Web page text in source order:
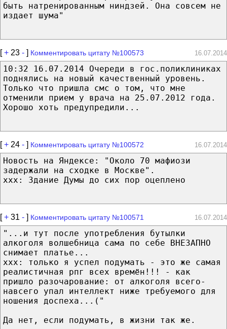
быть натренированным ниндзей. Она совсем не
издает шума"
[+ 23 - ] Комментировать цитату №100573 16.07.2014
10:32 16.07.2014 Очереди в гос.поликлиниках
поднялись на новый качественный уровень.
Только что пришла смс о том, что мне
отменили прием у врача на 25.07.2012 года.
Хорошо хоть предупредили...
[+ 24 - ] Комментировать цитату №100572 16.07.2014
Новость на Яндексе: "Около 70 мафиози
задержали на сходке в Москве".
xxx: Здание Думы до сих пор оцеплено
[+ 31 - ] Комментировать цитату №100571 16.07.2014
"...и тут после употребления бутылки
алкоголя волшебница сама по себе ВНЕЗАПНО
снимает платье...
ххх: только я успел подумать - это же самая
реалистичная рпг всех времён!!! - как
пришло разочарование: от алкоголя всего-
навсего упал интеллект ниже требуемого для
ношения доспеха...("
Да нет, если подумать, в жизни так же.